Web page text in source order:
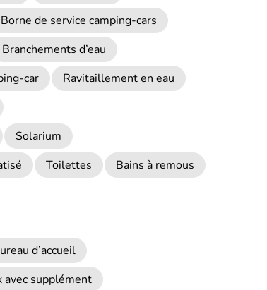
Borne de service camping-cars
Branchements d’eau
car
Ravitaillement en eau
Solarium
Toilettes Bains à remous
d’accueil
avec supplément